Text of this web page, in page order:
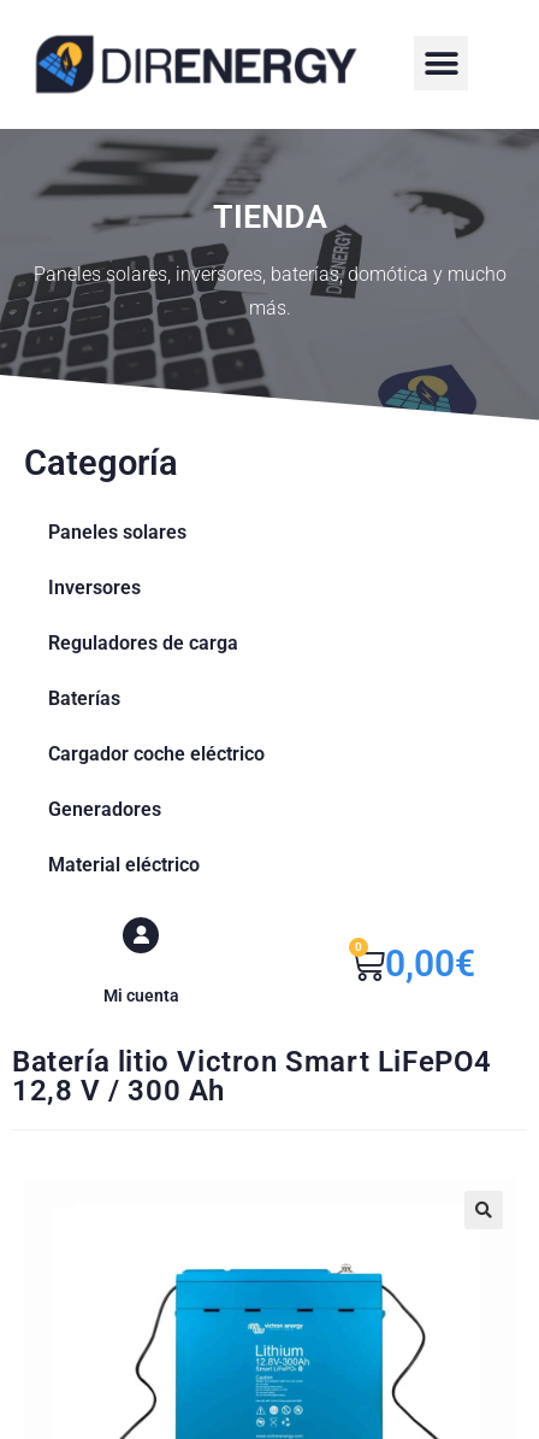
TIENDA
Paneles solares, inversores, baterías, domótica y mucho
más.
Categoría
Paneles solares
Inversores
Reguladores de carga
Baterías
Cargador coche eléctrico
Generadores
Material eléctrico
Mi cuenta
0,00€
0
Batería litio Victron Smart LiFePO4
12,8 V / 300 Ah